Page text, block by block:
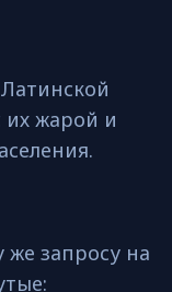
их жарой и
же запросу на